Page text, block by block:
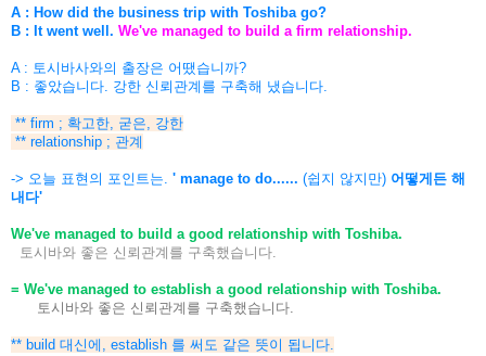
A : How did the business trip with Toshiba go?
B : It went well. We've managed to build a firm relationship.
A : 토시바사와의 출장은 어땠습니까?
B : 좋았습니다. 강한 신뢰관계를 구축해 냈습니다.
** firm ; 확고한, 굳은, 강한
** relationship ; 관계
-> 오늘 표현의 포인트는. ' manage to do...... (쉽지 않지만) 어떻게든 해
내다'
We've managed to build a good relationship with Toshiba.
토시바와 좋은 신뢰관계를 구축했습니다.
= We've managed to establish a good relationship with Toshiba.
토시바와 좋은 신뢰관계를 구축했습니다.
** build 대신에, establish 를 써도 같은 뜻이 됩니다.